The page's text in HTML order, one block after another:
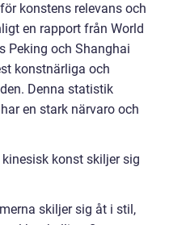
konstens relevans och
en rapport från World
Peking och Shanghai
konstnärliga och
Denna statistik
en stark närvaro och
konst skiljer sig
skiljer sig åt i stil,